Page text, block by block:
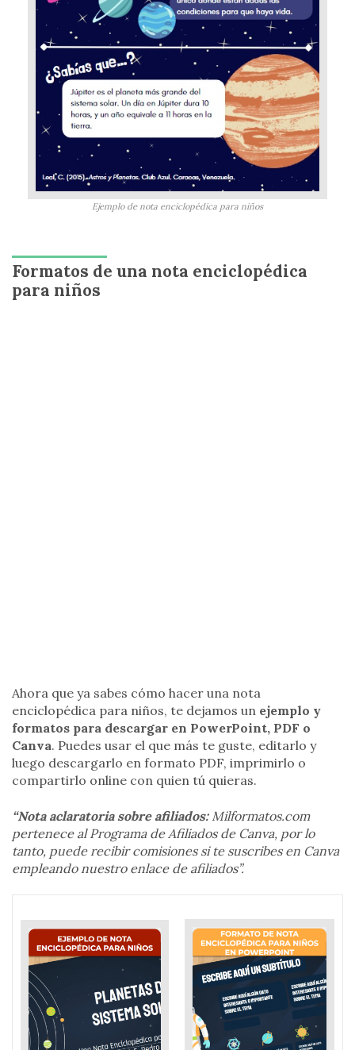
Ejemplo de nota enciclopédica para niños
Formatos de una nota enciclopédica
para niños
Ahora que ya sabes cómo hacer una nota
enciclopédica para niños, te dejamos un ejemplo y
formatos para descargar en PowerPoint, PDF o
Canva. Puedes usar el que más te guste, editarlo y
luego descargarlo en formato PDF, imprimirlo o
compartirlo online con quien tú quieras.
“Nota aclaratoria sobre afiliados: Milformatos.com
pertenece al Programa de Afiliados de Canva, por lo
tanto, puede recibir comisiones si te suscribes en Canva
empleando nuestro enlace de afiliados”.